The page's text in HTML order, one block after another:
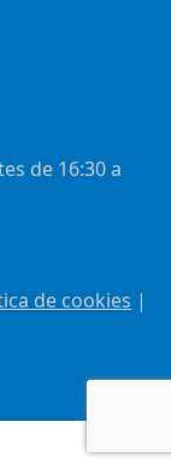
de 16:30 a
de cookies |